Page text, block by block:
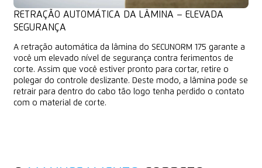
RETRAÇÃO AUTOMÁTICA DA LÂMINA – ELEVADA
SEGURANÇA
A retração automática da lâmina do SECUNORM 175 garante a
você um elevado nível de segurança contra ferimentos de
corte. Assim que você estiver pronto para cortar, retire o
polegar do controle deslizante. Deste modo, a lâmina pode se
retrair para dentro do cabo tão logo tenha perdido o contato
com o material de corte.